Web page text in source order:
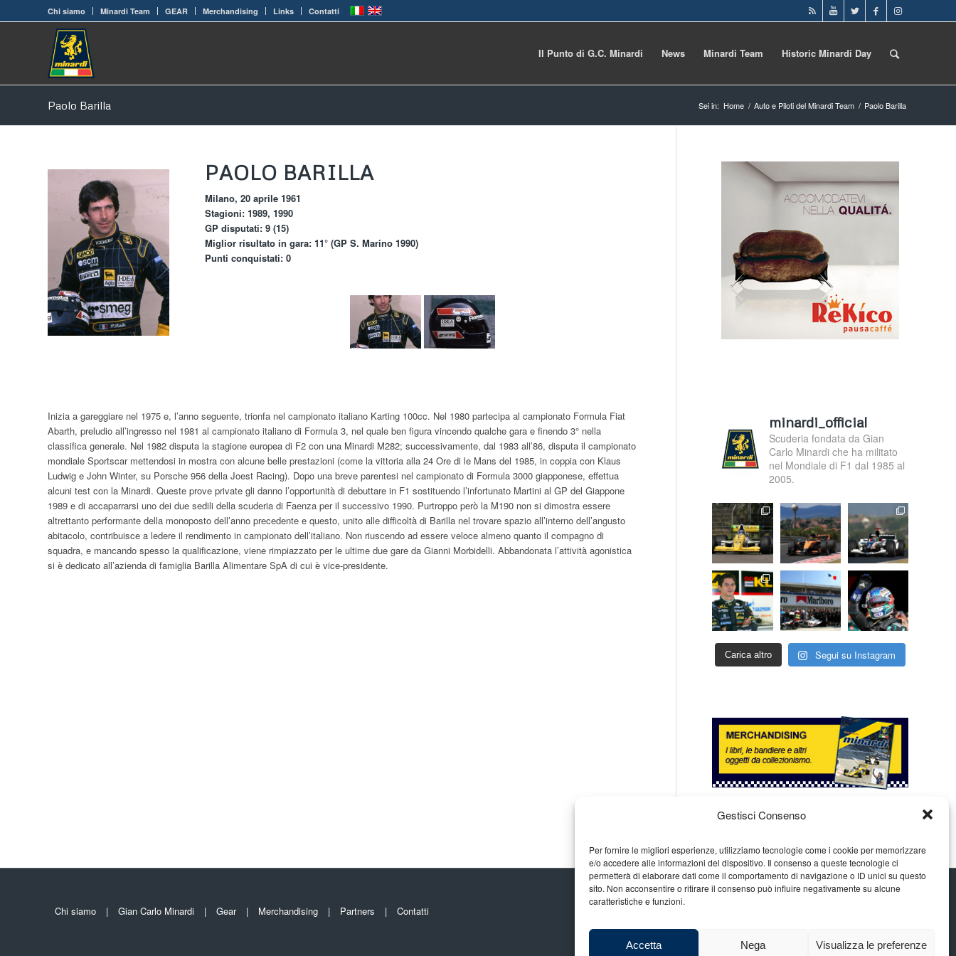
Gestisci Consenso
Per fornire le migliori esperienze, utilizziamo tecnologie come i cookie per memorizzare
e/o accedere alle informazioni del dispositivo. Il consenso a queste tecnologie ci
permetterà di elaborare dati come il comportamento di navigazione o ID unici su questo
sito. Non acconsentire o ritirare il consenso può influire negativamente su alcune
caratteristiche e funzioni.
Accetta Nega Visualizza le preferenze
Chi siamo Minardi Team GEAR Merchandising Links Contatti
Il Punto di G.C. Minardi News Minardi Team Historic Minardi Day
Paolo Barilla Sei in: Home / Auto e Piloti del Minardi Team / Paolo Barilla
PAOLO BARILLA
Milano, 20 aprile 1961
Stagioni: 1989, 1990
GP disputati: 9 (15)
Miglior risultato in gara: 11° (GP S. Marino 1990)
Punti conquistati: 0
Inizia a gareggiare nel 1975 e, l’anno seguente, trionfa nel campionato italiano Karting 100cc. Nel 1980 partecipa al campionato Formula Fiat
Abarth, preludio all’ingresso nel 1981 al campionato italiano di Formula 3, nel quale ben figura vincendo qualche gara e finendo 3° nella
classifica generale. Nel 1982 disputa la stagione europea di F2 con una Minardi M282; successivamente, dal 1983 all’86, disputa il campionato
mondiale Sportscar mettendosi in mostra con alcune belle prestazioni (come la vittoria alla 24 Ore di le Mans del 1985, in coppia con Klaus
Ludwig e John Winter, su Porsche 956 della Joest Racing). Dopo una breve parentesi nel campionato di Formula 3000 giapponese, effettua
alcuni test con la Minardi. Queste prove private gli danno l’opportunità di debuttare in F1 sostituendo l’infortunato Martini al GP del Giappone
1989 e di accaparrarsi uno dei due sedili della scuderia di Faenza per il successivo 1990. Purtroppo però la M190 non si dimostra essere
altrettanto performante della monoposto dell’anno precedente e questo, unito alle difficoltà di Barilla nel trovare spazio all’interno dell’angusto
abitacolo, contribuisce a ledere il rendimento in campionato dell’italiano. Non riuscendo ad essere veloce almeno quanto il compagno di
squadra, e mancando spesso la qualificazione, viene rimpiazzato per le ultime due gare da Gianni Morbidelli. Abbandonata l’attività agonistica
si è dedicato all’azienda di famiglia Barilla Alimentare SpA di cui è vice-presidente.
minardi_official
Scuderia fondata da Gian
Carlo Minardi che ha militato
nel Mondiale di F1 dal 1985 al
2005.
Carica altro Segui su Instagram
Chi siamo Gian Carlo Minardi Gear Merchandising Partners Contatti